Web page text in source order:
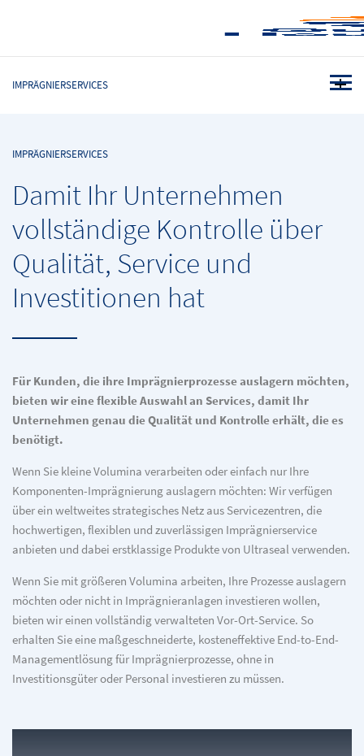
IMPRÄGNIERSERVICES
IMPRÄGNIERSERVICES
Damit Ihr Unternehmen
vollständige Kontrolle über
Qualität, Service und
Investitionen hat
Für Kunden, die ihre Imprägnierprozesse auslagern möchten,
bieten wir eine flexible Auswahl an Services, damit Ihr
Unternehmen genau die Qualität und Kontrolle erhält, die es
benötigt.
Wenn Sie kleine Volumina verarbeiten oder einfach nur Ihre
Komponenten-Imprägnierung auslagern möchten: Wir verfügen
über ein weltweites strategisches Netz aus Servicezentren, die
hochwertigen, flexiblen und zuverlässigen Imprägnierservice
anbieten und dabei erstklassige Produkte von Ultraseal verwenden.
Wenn Sie mit größeren Volumina arbeiten, Ihre Prozesse auslagern
möchten oder nicht in Imprägnieranlagen investieren wollen,
bieten wir einen vollständig verwalteten Vor-Ort-Service. So
erhalten Sie eine maßgeschneiderte, kosteneffektive End-to-End-
Managementlösung für Imprägnierprozesse, ohne in
Investitionsgüter oder Personal investieren zu müssen.